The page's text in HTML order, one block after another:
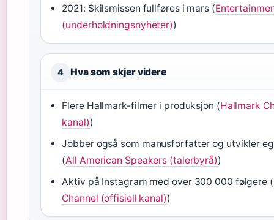
2021: Skilsmissen fullføres i mars (
(underholdningsnyheter))
4 Hva som skjer videre
Flere Hallmark-filmer i produksjon (Hallmark
kanal))
Jobber også som manusforfatter og utvikler
(All American Speakers (talerbyrå))
Aktiv på Instagram med over 300 000 følgere (
Channel (offisiell kanal))